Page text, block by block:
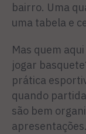
bairro. Uma
uma tabela e
Mas quem
jogar
prática
quando
são bem